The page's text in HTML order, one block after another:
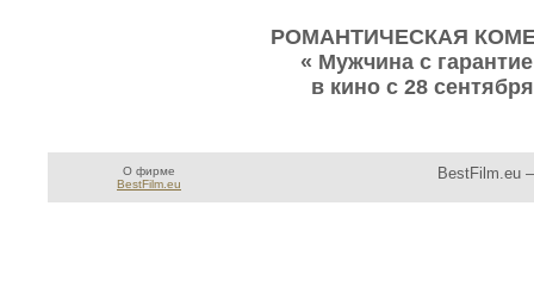
РОМАНТИЧЕСКАЯ
« Мужчина с
в кино с 28
О фирме
BestFilm.eu
BestFilm.eu